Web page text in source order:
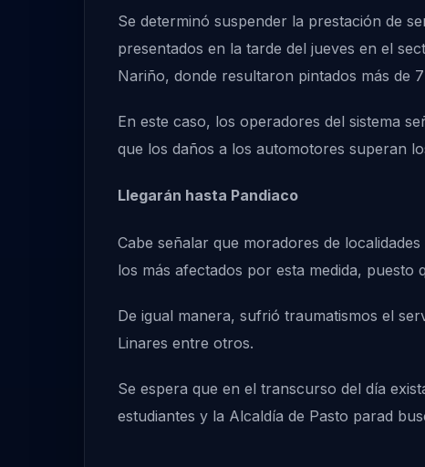
Se determinó suspender la prestación de
presentados en la tarde del jueves en el
Nariño, donde resultaron pintados más de
En este caso, los operadores del sistema
que los daños a los automotores superan
Llegarán hasta Pandiaco
Cabe señalar que moradores de
los más afectados por esta medida, puesto
De igual manera, sufrió traumatismos el
Linares entre otros.
Se espera que en el transcurso del día
estudiantes y la Alcaldía de Pasto parad